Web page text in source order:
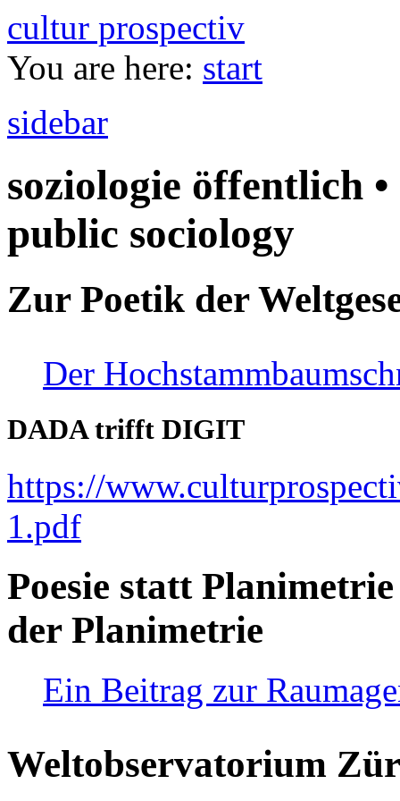
cultur prospectiv
You are here: start
sidebar
soziologie öffentlich
public sociology
Zur Poetik der
Der
DADA trifft DIGIT
https://
1.pdf
Poesie statt
der Planimetrie
Ein Beitrag zur
Weltobservatorium